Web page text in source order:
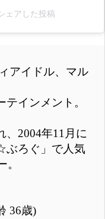
ェアした投稿
アイドル、マル
インメント。
、2004年11月に
ぶろぐ」で人気
36歳)